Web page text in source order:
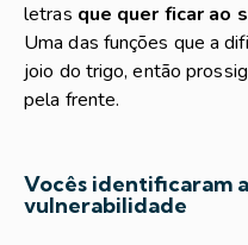
letras que quer ficar ao
Uma das funções que a
joio do trigo, então
pela frente.
Vocês identificaram
vulnerabilidade